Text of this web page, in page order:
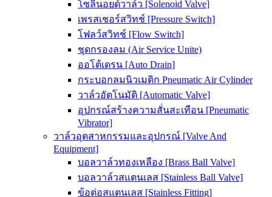
โซลินอยด์วาล์ว [Solenoid Valve]
เพรสเชอร์สวิทช์ [Pressure Switch]
โฟลว์สวิทช์ [Flow Switch]
ชุดกรองลม (Air Service Unite)
ออโต้เดรน [Auto Drain]
กระบอกลมนิวเมติก Pneumatic Air Cylinder
วาล์วอัตโนมัติ [Automatic Valve]
อุปกรณ์สร้างความสั่นสะเทือน [Pneumatic
Vibrator]
วาล์วอุตสาหกรรมและอุปกรณ์ [Valve And
Equipment]
บอลวาล์วทองเหลือง [Brass Ball Valve]
บอลวาล์วสแตนเลส [Stainless Ball Valve]
ข้อต่อสแตนเลส [Stainless Fitting]